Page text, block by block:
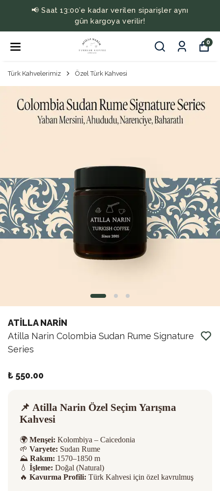
📢 Saat 13:00’e kadar verilen siparişler aynı
gün kargoya verilir!
0
Türk Kahvelerimiz Özel Türk Kahvesi
ATİLLA NARİN
Atilla Narin Colombia Sudan Rume Signature
Series
₺ 550.00
📌 Atilla Narin Özel Seçim Yarışma
Kahvesi
🌍 Menşei: Kolombiya – Caicedonia
🌱 Varyete: Sudan Rume
⛰️ Rakım: 1570–1850 m
💧 İşleme: Doğal (Natural)
🔥 Kavurma Profili: Türk Kahvesi için özel kavrulmuş